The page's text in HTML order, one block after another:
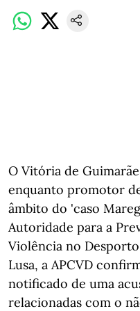
O Vitória de
enquanto promotor
âmbito do 'caso
Autoridade para a
Violência no Desporto
Lusa, a APCVD
notificado de uma
relacionadas com o